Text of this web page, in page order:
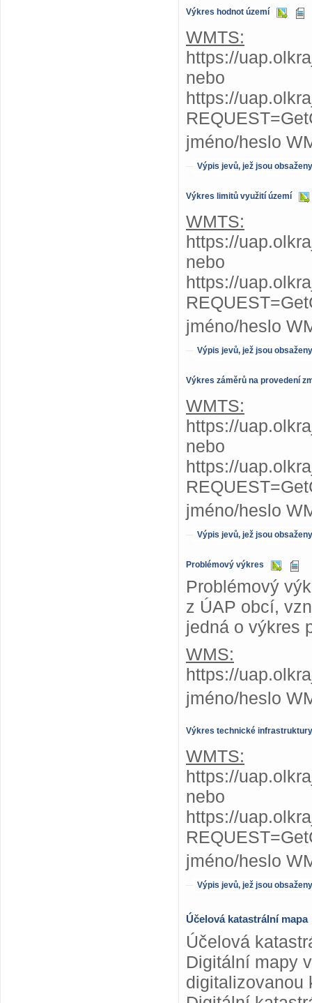
Výkres hodnot území
WMTS:
https://
nebo
https://
jméno/heslo
Výpis jevů, jež jsou
Výkres limitů využití území
WMTS:
https://
nebo
https://
jméno/heslo
Výpis jevů, jež jsou
Výkres záměrů na provedení
WMTS:
https://
nebo
https://
jméno/heslo
Výpis jevů, jež jsou
Problémový výkres
Problémový
z ÚAP obcí,
jedná o výkres
WMS:
https://
jméno/heslo
Výkres technické infrastruktury
WMTS:
https://
nebo
https://
jméno/heslo
Výpis jevů, jež jsou
Účelová katastrální mapa
Účelová
Digitální mapy
digitalizovanou